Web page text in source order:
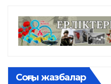
Соңғы жазбалар